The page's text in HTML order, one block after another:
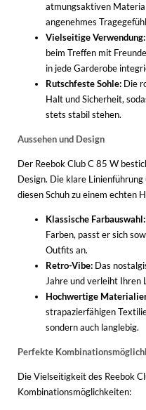
atmungsaktiven
angenehmes
Vielseitige Verwendung:
beim Treffen mit
in jede Garderobe
Rutschfeste Sohle: Die
Halt und Sicherheit,
stets stabil stehen.
Aussehen und Design
Der Reebok Club C 85 W
Design. Die klare
diesen Schuh zu einem echten
Klassische Farbauswahl:
Farben, passt er sich
Outfits an.
Retro-Vibe: Das
Jahre und verleiht Ihren
Hochwertige
strapazierfähigen
sondern auch langlebig.
Perfekte
Die Vielseitigkeit des Reebok
Kombinationsmöglichkeiten: